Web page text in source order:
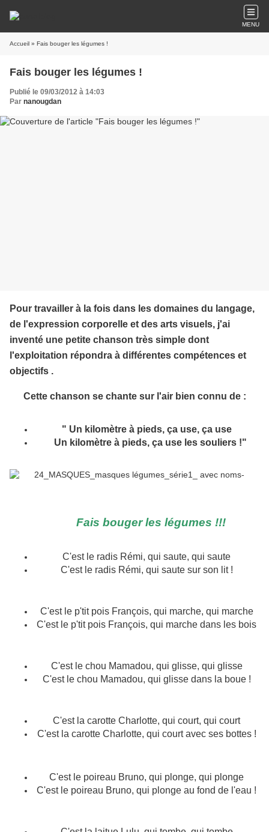
MENU
Accueil » Fais bouger les légumes !
Fais bouger les légumes !
Publié le 09/03/2012 à 14:03
Par nanougdan
Pour travailler à la fois dans les domaines du langage,
de l'expression corporelle et des arts visuels, j'ai
inventé une petite chanson très simple dont
l'exploitation répondra à différentes compétences et
objectifs .
Cette chanson se chante sur l'air bien connu de :
" Un kilomètre à pieds, ça use, ça use
Un kilomètre à pieds, ça use les souliers !"
Fais bouger les légumes !!!
C'est le radis Rémi, qui saute, qui saute
C'est le radis Rémi, qui saute sur son lit !
C'est le p'tit pois François, qui marche, qui marche
C'est le p'tit pois François, qui marche dans les bois
C'est le chou Mamadou, qui glisse, qui glisse
C'est le chou Mamadou, qui glisse dans la boue !
C'est la carotte Charlotte, qui court, qui court
C'est la carotte Charlotte, qui court avec ses bottes !
C'est le poireau Bruno, qui plonge, qui plonge
C'est le poireau Bruno, qui plonge au fond de l'eau !